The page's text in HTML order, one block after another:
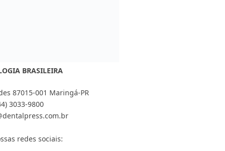
BRASILEIRA
87015-001 Maringá-PR
3033-9800
redes sociais: